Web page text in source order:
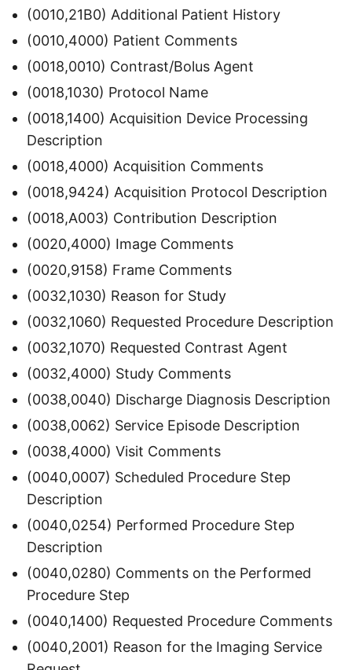
(0010,21B0) Additional Patient History
(0010,4000) Patient Comments
(0018,0010) Contrast/Bolus Agent
(0018,1030) Protocol Name
(0018,1400) Acquisition Device Processing
Description
(0018,4000) Acquisition Comments
(0018,9424) Acquisition Protocol Description
(0018,A003) Contribution Description
(0020,4000) Image Comments
(0020,9158) Frame Comments
(0032,1030) Reason for Study
(0032,1060) Requested Procedure Description
(0032,1070) Requested Contrast Agent
(0032,4000) Study Comments
(0038,0040) Discharge Diagnosis Description
(0038,0062) Service Episode Description
(0038,4000) Visit Comments
(0040,0007) Scheduled Procedure Step
Description
(0040,0254) Performed Procedure Step
Description
(0040,0280) Comments on the Performed
Procedure Step
(0040,1400) Requested Procedure Comments
(0040,2001) Reason for the Imaging Service